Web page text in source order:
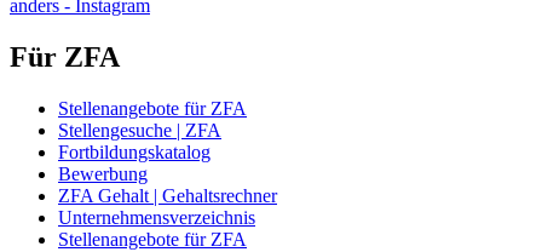
anders - Instagram
Für ZFA
Stellenangebote für ZFA
Stellengesuche | ZFA
Fortbildungskatalog
Bewerbung
ZFA Gehalt | Gehaltsrechner
Unternehmensverzeichnis
Stellenangebote für ZFA